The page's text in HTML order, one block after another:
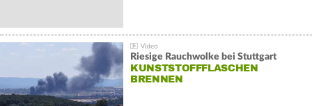
Riesige Rauchwolke bei Stuttgart
KUNSTSTOFFFLASCHEN
BRENNEN